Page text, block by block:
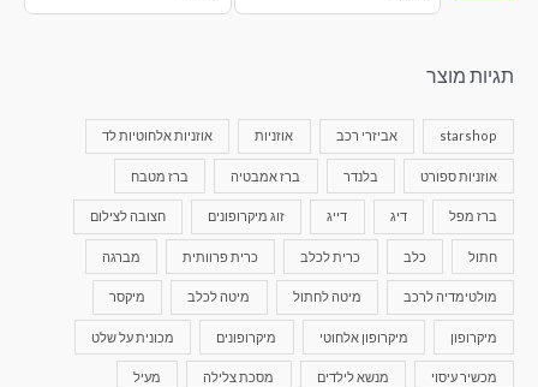
תגיות מוצר
starshop אביזרי רכב אוזניות אוזניות אלחוטיות לד
אוזניות ספורט בלנדר ברז אמבטיה ברז מטבח
ברז מפל דיג דייג זוג מיקרופונים חצובה לצילום
חתול כלב כרית לכלב כרית פרוותית מברגה
מולטימדיה לרכב מיטה לחתול מיטה לכלב מיקסר
מיקרופון מיקרופון אלחוטי מיקרופונים מכונית על שלט
מכשיר עיסוי מנשא לילדים מסכת צלילה מעיל